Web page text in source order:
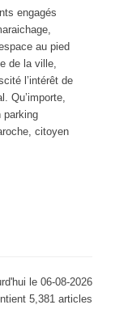
engagés
au pied
de la ville,
l’intérêt de
Qu’importe,
parking
citoyen
le 06-08-2026
5,381 articles